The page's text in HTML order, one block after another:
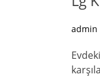
admin